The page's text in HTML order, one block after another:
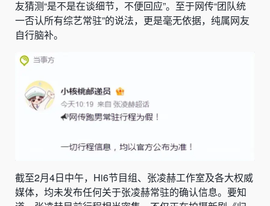
友猜测“是不是在谈细节，不便回应”。至于网传“团队统
一否认所有综艺常驻”的说法，更是毫无依据，纯属网友
自行脑补。
截至2月4日中午，Hi6节目组、张凌赫工作室及各大权威
媒体，均未发布任何关于张凌赫常驻的确认信息。要知